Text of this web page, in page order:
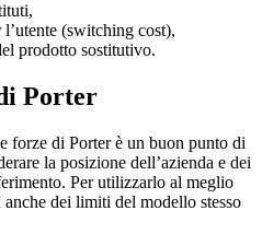
(switching cost),
prodotto sostitutivo.
Porter
forze di Porter è un buon punto di
la posizione dell’azienda e dei
Per utilizzarlo al meglio
dei limiti del modello stesso